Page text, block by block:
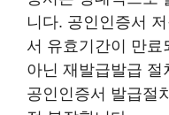
니다. 공인인증서
서 유효기간이 만료
아닌 재발급발급 절
공인인증서 발급절